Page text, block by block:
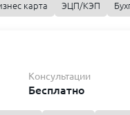
карта ЭЦП/КЭП
Консультации
Бесплатно